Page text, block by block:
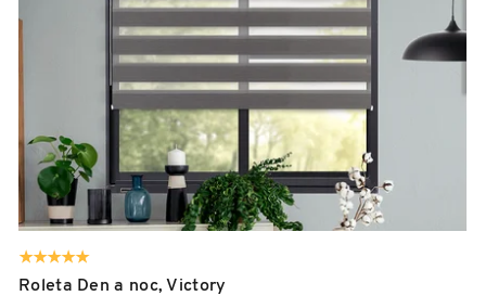
Roleta Den a noc, Victory